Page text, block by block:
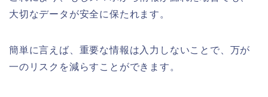
大切なデータが安全に保たれます。
簡単に言えば、重要な情報は入力しないことで、万が
一のリスクを減らすことができます。